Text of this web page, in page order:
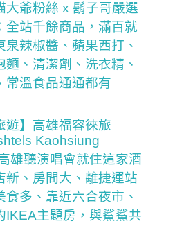
大爺粉絲 x 鬍子哥嚴選
全站千餘商品，滿百就
泉辣椒醬、蘋果西打、
麵、清潔劑、洗衣精、
常溫食品通通都有
遊】高雄福容徠旅
Kaohsiung
雄聽演唱會就住這家酒
新、房間大、離捷運站
食多、靠近六合夜市、
IKEA主題房，與鯊鯊共